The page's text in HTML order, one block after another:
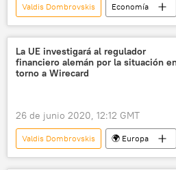
Valdis Dombrovskis
Economía
Comisión Europea
energía
medioambiente
🌍 Europa
📈 Mercados y finanzas
Unión
La UE investigará al regulador
financiero alemán por la situación
torno a Wirecard
26 de junio 2020, 12:12 GMT
Valdis Dombrovskis
🌍 Europa
Internacional
Comisión Europea